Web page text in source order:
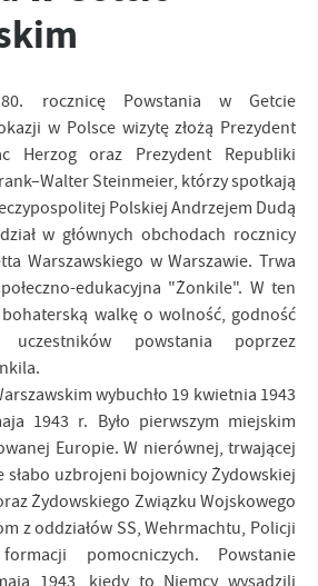
rocznicę Powstania w Getcie
w Polsce wizytę złożą Prezydent
Herzog oraz Prezydent Republiki
Steinmeier, którzy spotkają
Polskiej Andrzejem Dudą
w głównych obchodach rocznicy
Warszawskiego w Warszawie. Trwa
edukacyjna "Żonkile". W ten
walkę o wolność, godność
uczestników powstania poprzez
wybuchło 19 kwietnia 1943
1943 r. Było pierwszym miejskim
Europie. W nierównej, trwającej
słabo uzbrojeni bojownicy Żydowskiej
Żydowskiego Związku Wojskowego
z oddziałów SS, Wehrmachtu, Policji
pomocniczych. Powstanie
1943, kiedy to Niemcy wysadzili
funkcjonalności czy prezentowanych
naszej strony poprzez dopasowanie
preferencji. Wyrażenie zgody na
pliki cookies gwarantuje
funkcji na stronie.
pomagają nam rozwijać się i
potrzeb.
na uzyskanie informacji w zakresie
internetowej, miejsca oraz częstotliwości,
serwisy www. Dane pozwalają nam na
internetowych pod względem ich
Zgromadzone informacje są
Wyrażenie zgody na
dostępność wszystkich
cookies prezentujemy Ci najciekawsze
stronach naszych partnerów.
służą do prezentowania Ci naszych
analizy Twoich upodobań oraz Twoich
witryny internetowej. Treści
się na stronach podmiotów trzecich lub
oraz innych dostawców usług.
pośredników prezentujących nasze
ofert, komunikatów mediów